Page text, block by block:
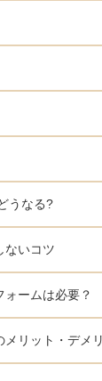
うなる?
ないコツ
ームは必要？
リット・デメ